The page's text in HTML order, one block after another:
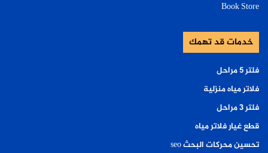
Book Store
خدمات قد تهمك
فلتر ٥ مراحل
فلاتر مياه منزلية
فلتر ٣ مراحل
قطع غيار فلاتر مياه
تحسين محركات البحث seo